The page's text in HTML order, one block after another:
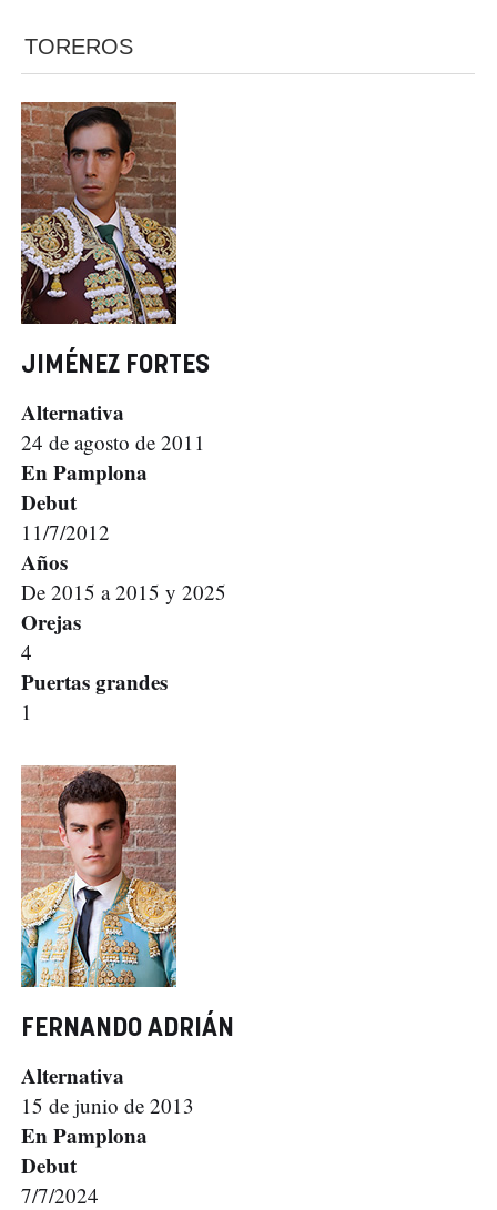
TOREROS
JIMÉNEZ FORTES
Alternativa
24 de agosto de 2011
En Pamplona
Debut
11/7/2012
Años
De 2015 a 2015 y 2025
Orejas
4
Puertas grandes
1
FERNANDO ADRIÁN
Alternativa
15 de junio de 2013
En Pamplona
Debut
7/7/2024